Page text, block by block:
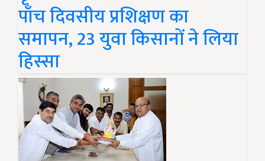
पाँच दिवसीय प्रशिक्षण का
समापन, 23 युवा किसानों ने लिया
हिस्सा